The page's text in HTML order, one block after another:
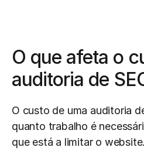
O que afeta o
auditoria de
O custo de uma auditoria
quanto trabalho é
que está a limitar o website.